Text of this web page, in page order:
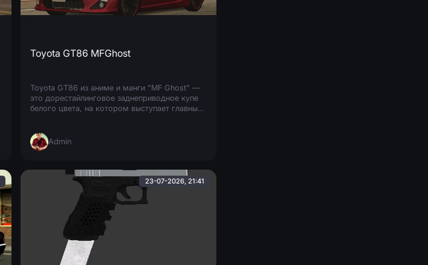
Toyota GT86 MFGhost
Toyota GT86 из аниме и манги "MF Ghost" —
это дорестайлинговое заднеприводное купе
белого цвета, на котором выступает главный
Admin
23-07-2026, 21:41